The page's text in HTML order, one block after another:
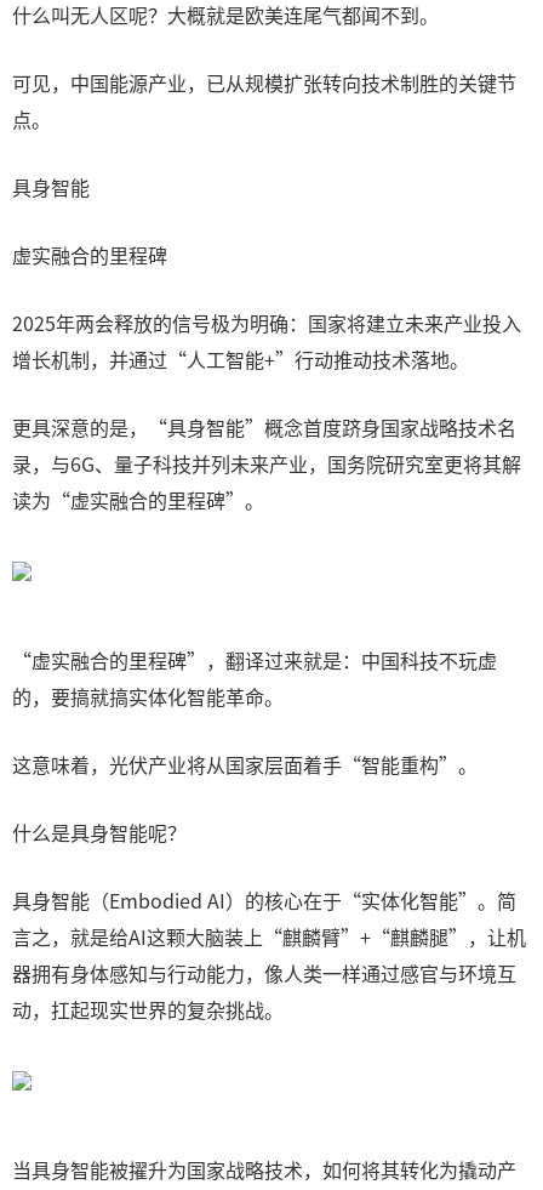
什么叫无人区呢？大概就是欧美连尾气都闻不到。
可见，中国能源产业，已从规模扩张转向技术制胜的关键节
点。
具身智能
虚实融合的里程碑
2025年两会释放的信号极为明确：国家将建立未来产业投入
增长机制，并通过“人工智能+”行动推动技术落地。
更具深意的是，“具身智能”概念首度跻身国家战略技术名
录，与6G、量子科技并列未来产业，国务院研究室更将其解
读为“虚实融合的里程碑”。
“虚实融合的里程碑”，翻译过来就是：中国科技不玩虚
的，要搞就搞实体化智能革命。
这意味着，光伏产业将从国家层面着手“智能重构”。
什么是具身智能呢？
具身智能（Embodied AI）的核心在于“实体化智能”。简
言之，就是给AI这颗大脑装上“麒麟臂”+“麒麟腿”，让机
器拥有身体感知与行动能力，像人类一样通过感官与环境互
动，扛起现实世界的复杂挑战。
当具身智能被擢升为国家战略技术，如何将其转化为撬动产